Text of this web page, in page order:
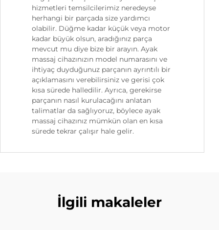
hizmetleri temsilcilerimiz neredeyse
herhangi bir parçada size yardımcı
olabilir. Düğme kadar küçük veya motor
kadar büyük olsun, aradığınız parça
mevcut mu diye bize bir arayın. Ayak
massaj cihazınızın model numarasını ve
ihtiyaç duyduğunuz parçanın ayrıntılı bir
açıklamasını verebilirsiniz ve gerisi çok
kısa sürede halledilir. Ayrıca, gerekirse
parçanın nasıl kurulacağını anlatan
talimatlar da sağlıyoruz, böylece ayak
massaj cihazınız mümkün olan en kısa
sürede tekrar çalışır hale gelir.
İlgili makaleler